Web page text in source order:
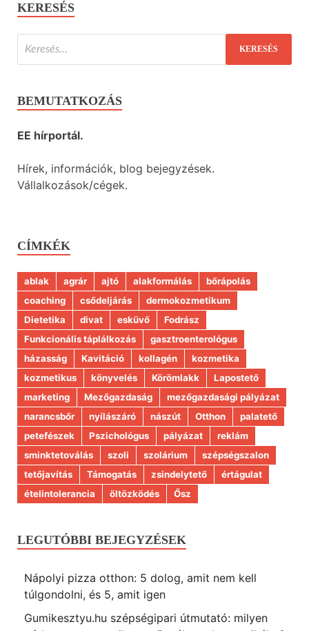
KERESÉS
BEMUTATKOZÁS
EE hírportál.
Hírek, információk, blog bejegyzések.
Vállalkozások/cégek.
CÍMKÉK
ablak agrár ajtó alakformálás
bőrápolás
coaching
csődeljárás
dermokozmetikum
Dietetika
divat esküvő
Fodrász
Funkcionális táplálkozás
gasztroenterológus
házasság
Kavitáció kollagén
kozmetika
kozmetikus
könyvelés Körömlakk
Lapostető
marketing
Mezőgazdaság
mezőgazdasági pályázat
narancsbőr
nyílászáró nászút Otthon
palatető
petefészek
Pszichológus pályázat
reklám
sminktetoválás
szoli szolárium
szépségszalon
tetőjavítás
Támogatás zsindelytető
értágulat
ételintolerancia
öltözködés Ősz
LEGUTÓBBI BEJEGYZÉSEK
Nápolyi pizza otthon: 5 dolog, amit nem kell
túlgondolni, és 5, amit igen
Gumikesztyu.hu szépségipari útmutató: milyen